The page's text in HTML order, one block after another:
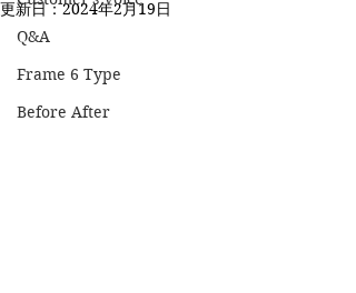
Q&A
Frame 6 Type
Before After
更新日：2024年2月19日